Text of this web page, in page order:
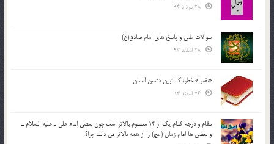
سوالات طبی و پاسخ های امام صادق(ع)
«نفس» خطرناک ترین دشمن انسان
مقام و درجه كدام يك از 14 معصوم بالاتر است چون بعضي امام علي ـ عليه السلام ـ
و بعضي ها امام زمان (عج) را از همه بالاتر مي دانند چرا؟